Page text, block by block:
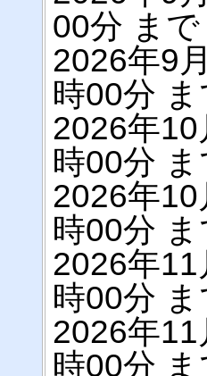
00分 まで
2026年9
時00分
2026年
時00分
2026年
時00分
2026年
時00分
2026年
時00分